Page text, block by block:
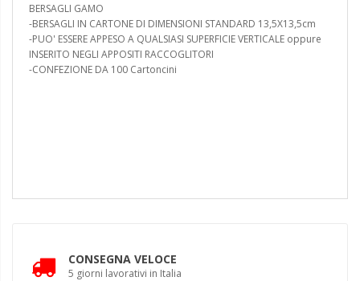
BERSAGLI GAMO
-BERSAGLI IN CARTONE DI DIMENSIONI STANDARD 13,5X13,5cm
-PUO' ESSERE APPESO A QUALSIASI SUPERFICIE VERTICALE oppure
INSERITO NEGLI APPOSITI RACCOGLITORI
-CONFEZIONE DA 100 Cartoncini
CONSEGNA VELOCE
5 giorni lavorativi in Italia